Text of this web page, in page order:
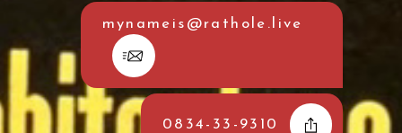
mynameis@rathole.live
0834-33-9310